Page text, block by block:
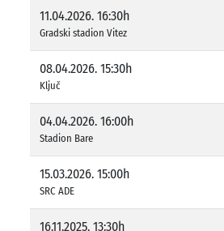
11.04.2026. 16:30h
Gradski stadion Vitez
08.04.2026. 15:30h
Ključ
04.04.2026. 16:00h
Stadion Bare
15.03.2026. 15:00h
SRC ADE
16.11.2025. 13:30h